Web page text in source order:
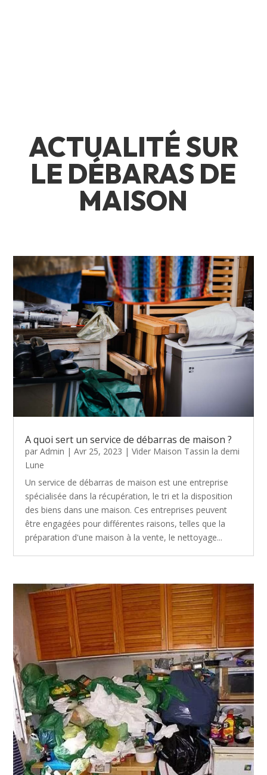
ACTUALITÉ SUR
LE DÉBARAS DE
MAISON
A quoi sert un service de débarras de maison ?
parAdmin |Avr 25, 2023 |Vider Maison Tassin la demi
Lune
Un service de débarras de maison est une entreprise
spécialisée dans la récupération, le tri et la disposition
des biens dans une maison. Ces entreprises peuvent
être engagées pour différentes raisons, telles que la
préparation d'une maison à la vente, le nettoyage...